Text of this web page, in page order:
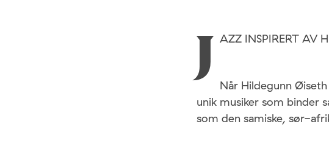
J AZZ INSPIRERT AV
Når Hildegunn
unik musiker som binder
som den samiske, sør-